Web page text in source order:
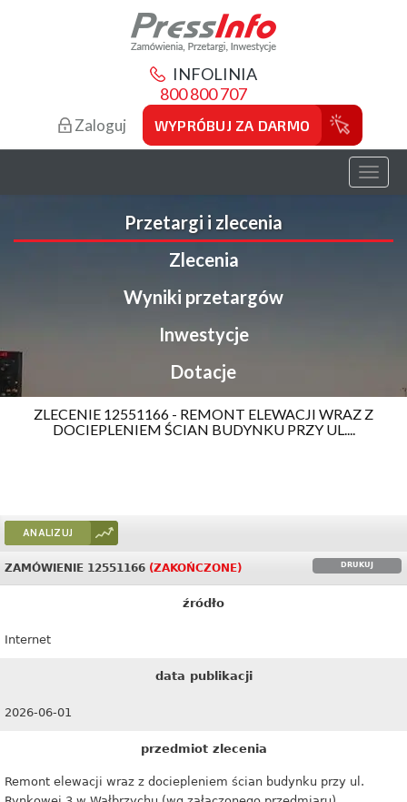
INFOLINIA
800 800 707
Zaloguj WYPRÓBUJ ZA DARMO
Toggle
Przetargi i zlecenia
Zlecenia
Wyniki przetargów
Inwestycje
Dotacje
ZLECENIE 12551166 - REMONT ELEWACJI WRAZ Z
DOCIEPLENIEM ŚCIAN BUDYNKU PRZY UL....
ANALIZUJ
DRUKUJ
ZAMÓWIENIE 12551166 (ZAKOŃCZONE)
źródło
Internet
data publikacji
2026-06-01
przedmiot zlecenia
Remont elewacji wraz z dociepleniem ścian budynku przy ul.